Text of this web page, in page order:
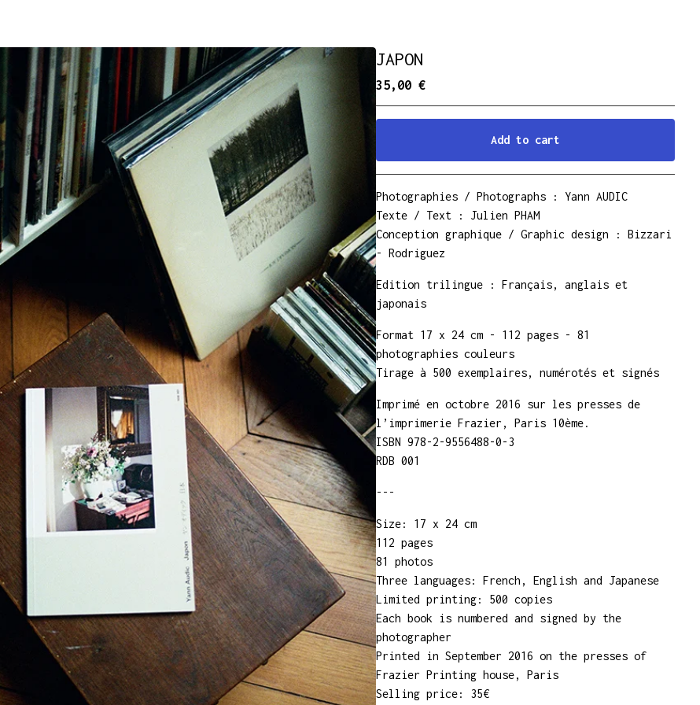
JAPON
35,00 €
Add to cart
Go to cart
Photographies / Photographs : Yann AUDIC
Texte / Text : Julien PHAM
Conception graphique / Graphic design : Bizzari
- Rodriguez
Edition trilingue : Français, anglais et
japonais
Format 17 x 24 cm - 112 pages - 81
photographies couleurs
Tirage à 500 exemplaires, numérotés et signés
Imprimé en octobre 2016 sur les presses de
l’imprimerie Frazier, Paris 10ème.
ISBN 978-2-9556488-0-3
RDB 001
---
Size: 17 x 24 cm
112 pages
81 photos
Three languages: French, English and Japanese
Limited printing: 500 copies
Each book is numbered and signed by the
photographer
Printed in September 2016 on the presses of
Frazier Printing house, Paris
Selling price: 35€